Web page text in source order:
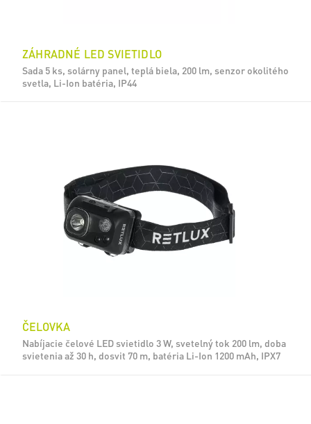
ZÁHRADNÉ LED SVIETIDLO
Sada 5 ks, solárny panel, teplá biela, 200 lm, senzor okolitého
svetla, Li-Ion batéria, IP44
ČELOVKA
Nabíjacie čelové LED svietidlo 3 W, svetelný tok 200 lm, doba
svietenia až 30 h, dosvit 70 m, batéria Li-Ion 1200 mAh, IPX7